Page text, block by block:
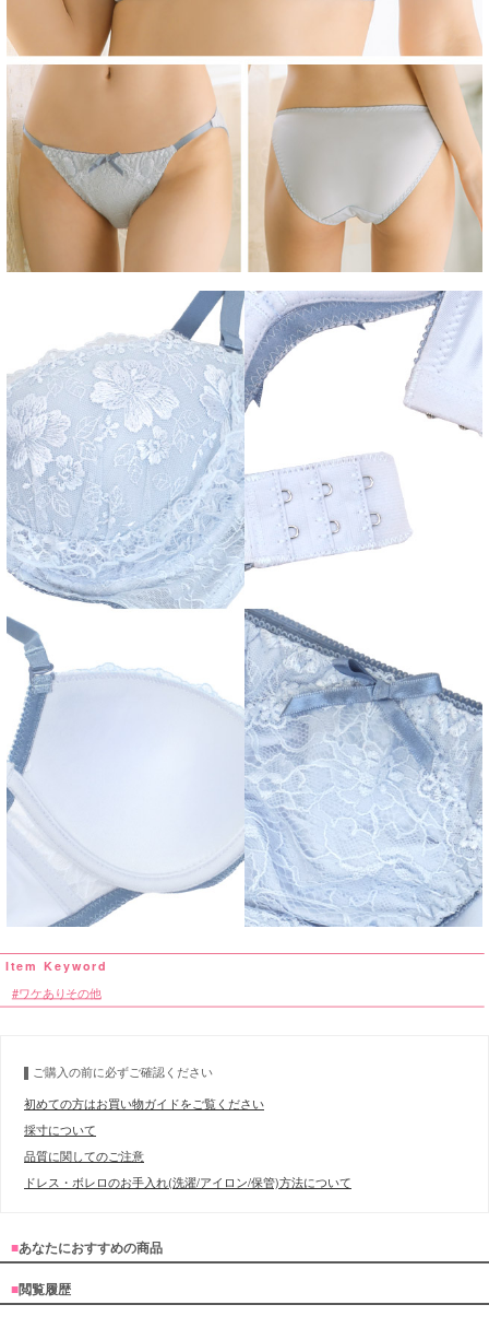
ワケありその他
ご購入の前に必ずご確認ください
初めての方はお買い物ガイドをご覧ください
採寸について
品質に関してのご注意
ドレス・ボレロのお手入れ(洗濯/アイロン/保管)方法について
■あなたにおすすめの商品
■閲覧履歴